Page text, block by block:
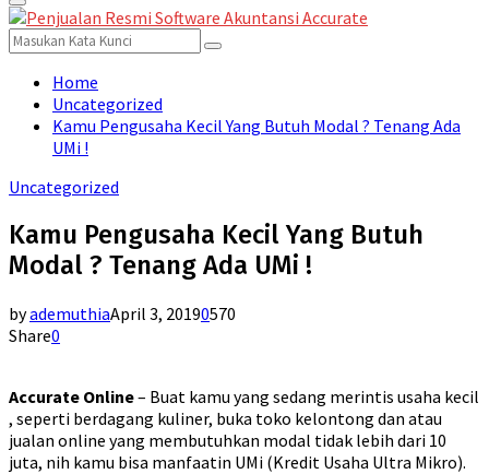
for:
Primary
Menu
Search
for:
Search
Home
Uncategorized
Kamu Pengusaha Kecil Yang Butuh Modal ? Tenang Ada
UMi !
Uncategorized
Kamu Pengusaha Kecil Yang Butuh
Modal ? Tenang Ada UMi !
byademuthiaApril 3, 20190570
Share0
Accurate Online– Buat kamu yang sedang merintis usaha kecil
, seperti berdagang kuliner, buka toko kelontong dan atau
jualan online yang membutuhkan modal tidak lebih dari 10
juta, nih kamu bisa manfaatin UMi (Kredit Usaha Ultra Mikro).